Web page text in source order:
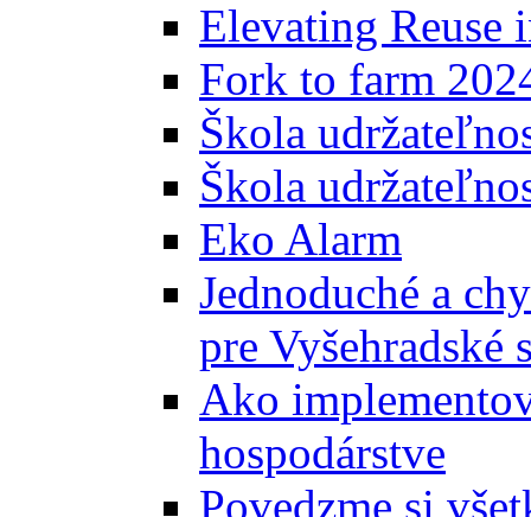
Elevating Reuse
Fork to farm
Škola
Škola
Eko Alarm
Jednoduché a
pre Vyšehradské
Ako
hospodárstve
Povedzme si